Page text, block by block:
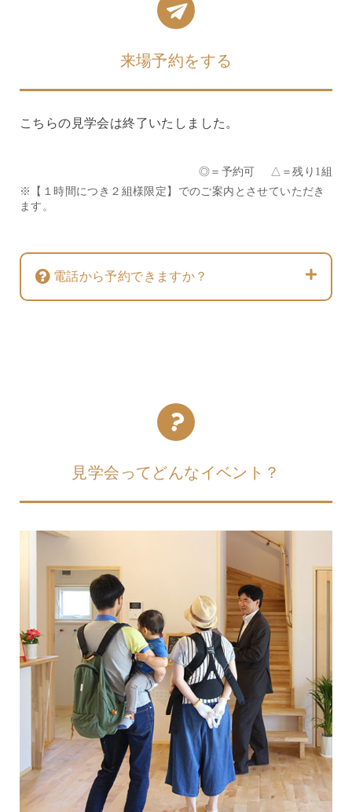
来場予約をする
こちらの見学会は終了いたしました。
◎＝予約可 △＝残り1組
※【１時間につき２組様限定】でのご案内とさせていただき
ます。
電話から予約できますか？
見学会ってどんなイベント？